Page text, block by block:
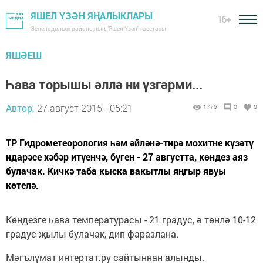
ЯШЕЛ ҮЗӘН ЯҢАЛЫКЛАРЫ
Зеленодольск районының "Яшел Үзән" газетасы
16+
ЯШӘЕШ
Һава торышы әллә ни үзгәрми...
Автор, 27 август 2015 - 05:21 1775 0 0
ТР Гидрометеорология һәм әйләнә-тирә мохитне күзәтү
идарәсе хәбәр итүенчә, бүген - 27 августта, көндез аяз
булачак. Кичкә таба кыска вакытлы яңгыр явуы
көтелә.
Көндезге һава температурасы - 21 градус, ә төнлә 10-12
градус җылы булачак, дип фаразлана.
Мәгълүмат интертат.ру сайтыннан алынды.